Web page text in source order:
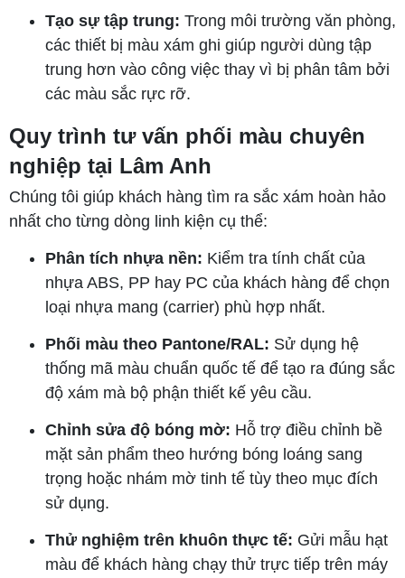
Tạo sự tập trung: Trong môi trường văn phòng,
các thiết bị màu xám ghi giúp người dùng tập
trung hơn vào công việc thay vì bị phân tâm bởi
các màu sắc rực rỡ.
Quy trình tư vấn phối màu chuyên
nghiệp tại Lâm Anh
Chúng tôi giúp khách hàng tìm ra sắc xám hoàn hảo
nhất cho từng dòng linh kiện cụ thể:
Phân tích nhựa nền: Kiểm tra tính chất của
nhựa ABS, PP hay PC của khách hàng để chọn
loại nhựa mang (carrier) phù hợp nhất.
Phối màu theo Pantone/RAL: Sử dụng hệ
thống mã màu chuẩn quốc tế để tạo ra đúng sắc
độ xám mà bộ phận thiết kế yêu cầu.
Chỉnh sửa độ bóng mờ: Hỗ trợ điều chỉnh bề
mặt sản phẩm theo hướng bóng loáng sang
trọng hoặc nhám mờ tinh tế tùy theo mục đích
sử dụng.
Thử nghiệm trên khuôn thực tế: Gửi mẫu hạt
màu để khách hàng chạy thử trực tiếp trên máy